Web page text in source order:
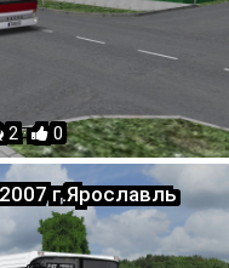
2 · 0
г.Ярославль